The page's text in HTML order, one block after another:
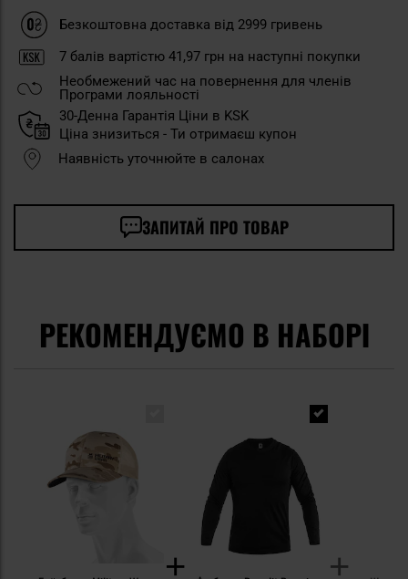
Безкоштовна доставка від 2999 гривень
7 балів вартістю 41,97 грн на наступні покупки
Необмежений час на повернення для членів
Програми лояльності
30-Денна Гарантія Ціни в KSK
Ціна знизиться - Ти отримаєш купон
Наявність уточнюйте в салонах
ЗАПИТАЙ ПРО ТОВАР
РЕКОМЕНДУЄМО В НАБОРІ